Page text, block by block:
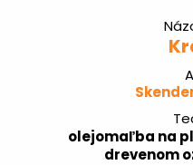
olejomaľba na
drevenom